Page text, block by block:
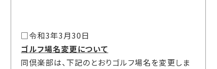
□令和3年3月30日
ゴルフ場名変更について
同倶楽部は、下記のとおりゴルフ場名を変更しま